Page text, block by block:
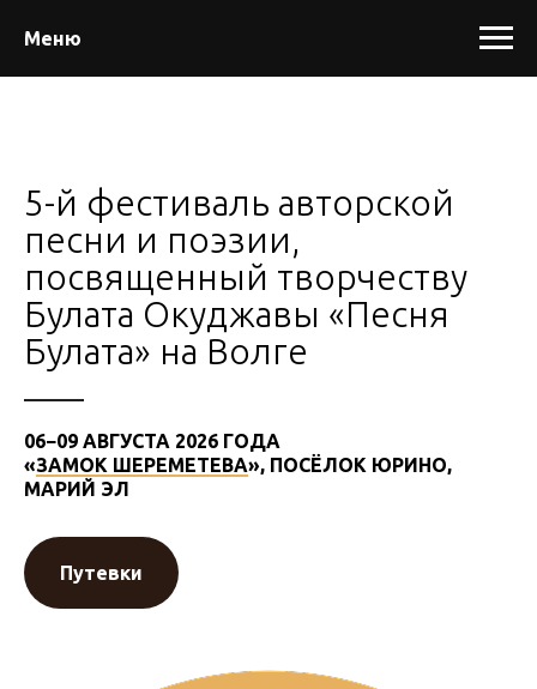
Меню
5-й фестиваль авторской
песни и поэзии,
посвященный творчеству
Булата Окуджавы «Песня
Булата» на Волге
06−09 АВГУСТА 2026 ГОДА
«ЗАМОК ШЕРЕМЕТЕВА», ПОСЁЛОК ЮРИНО,
МАРИЙ ЭЛ
Путевки